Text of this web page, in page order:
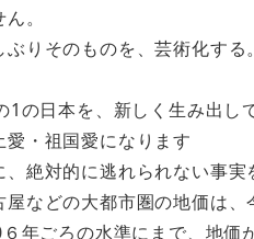
。
りそのものを、芸術化する。
の日本を、新しく生み出し
・祖国愛になります
絶対的に逃れられない事実
などの大都市圏の地価は、
年ごろの水準にまで、地価